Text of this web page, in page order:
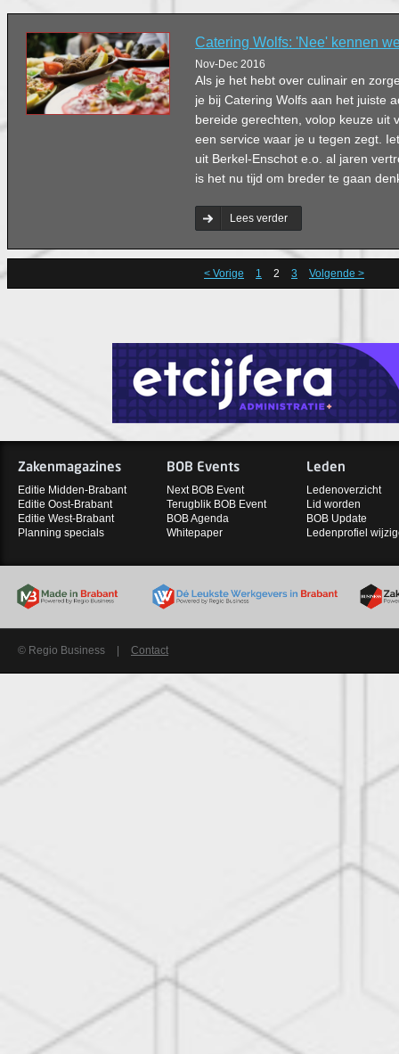
Catering Wolfs: 'Nee' kennen
Nov-Dec 2016
Als je het hebt over culinair en
je bij Catering Wolfs aan het juiste
bereide gerechten, volop keuze uit
een service waar je u tegen zegt.
uit Berkel-Enschot e.o. al jaren
is het nu tijd om breder te gaan
Lees verder
< Vorige 1 2 3 Volgende >
Zakenmagazines
Editie Midden-Brabant
Editie Oost-Brabant
Editie West-Brabant
Planning specials
BOB Events
Next BOB Event
Terugblik BOB Event
BOB Agenda
Whitepaper
Leden
Ledenoverzicht
Lid worden
BOB Update
Ledenprofiel
© Regio Business Contact